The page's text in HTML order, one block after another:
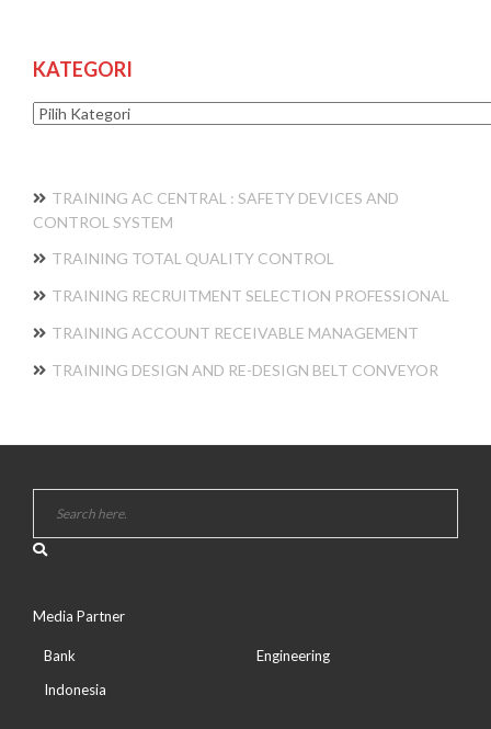
KATEGORI
Kategori
TRAINING AC CENTRAL : SAFETY DEVICES AND
CONTROL SYSTEM
TRAINING TOTAL QUALITY CONTROL
TRAINING RECRUITMENT SELECTION PROFESSIONAL
TRAINING ACCOUNT RECEIVABLE MANAGEMENT
TRAINING DESIGN AND RE-DESIGN BELT CONVEYOR
Media Partner
Bank
Indonesia
Engineering